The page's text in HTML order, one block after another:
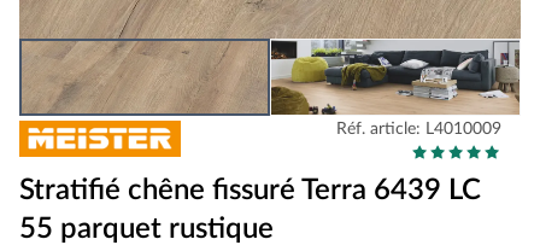
Réf. article: L4010009
Stratifié chêne fissuré Terra 6439 LC
55 parquet rustique